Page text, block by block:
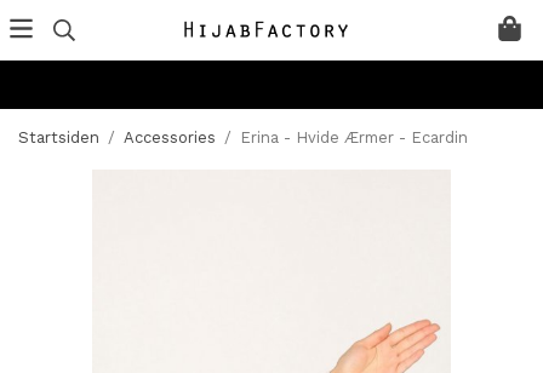
Startsiden / Accessories / Erina - Hvide Ærmer - Ecardin